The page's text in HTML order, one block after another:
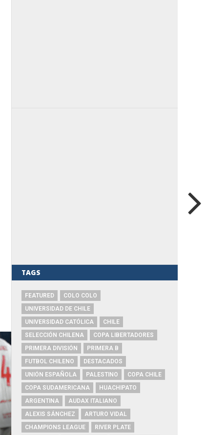
TAGS
FEATURED
COLO COLO
UNIVERSIDAD DE CHILE
UNIVERSIDAD CATÓLICA
CHILE
SELECCIÓN CHILENA
COPA LIBERTADORES
PRIMERA DIVISIÓN
PRIMERA B
FUTBOL CHILENO
DESTACADOS
UNIÓN ESPAÑOLA
PALESTINO
COPA CHILE
COPA SUDAMERICANA
HUACHIPATO
ARGENTINA
AUDAX ITALIANO
ALEXIS SÁNCHEZ
ARTURO VIDAL
CHAMPIONS LEAGUE
RIVER PLATE